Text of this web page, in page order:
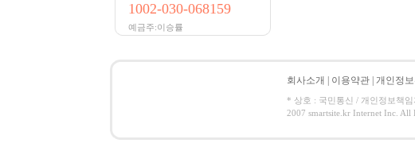
1002-030-068159
예금주:이승률
회사소개 이용약관 개인정
* 상호 : 국민통신 / 개인정보책
2007 smartsite.kr Internet Inc. All